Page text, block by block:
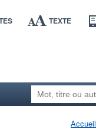
TEXTE
Accueil